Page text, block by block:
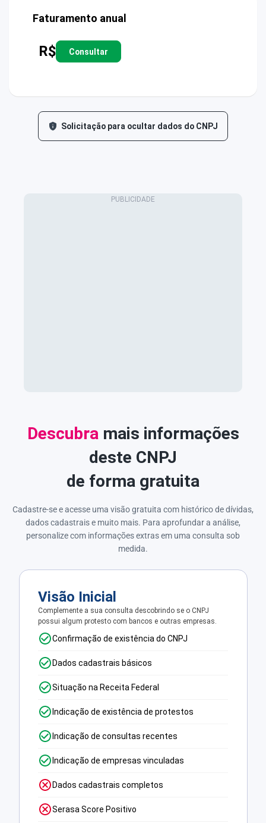
Faturamento anual
R$ Consultar
Solicitação para ocultar dados do CNPJ
Descubra mais informações
deste CNPJ
de forma gratuita
Cadastre-se e acesse uma visão gratuita com histórico de dívidas,
dados cadastrais e muito mais. Para aprofundar a análise,
personalize com informações extras em uma consulta sob
medida.
Visão Inicial
Complemente a sua consulta descobrindo se o CNPJ
possui algum protesto com bancos e outras empresas.
Confirmação de existência do CNPJ
Dados cadastrais básicos
Situação na Receita Federal
Indicação de existência de protestos
Indicação de consultas recentes
Indicação de empresas vinculadas
Dados cadastrais completos
Serasa Score Positivo